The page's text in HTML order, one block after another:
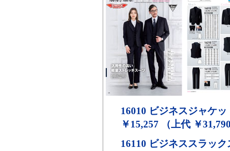
16010 ビジネスジャケッ
￥15,257 （上代 ￥
16110 ビジネススラッ